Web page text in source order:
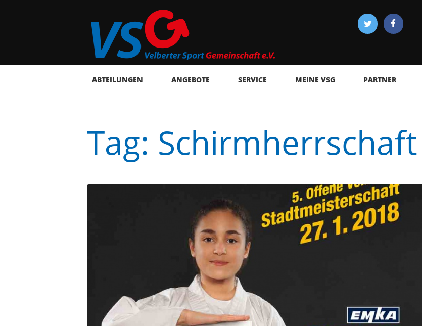
ABTEILUNGEN ANGEBOTE SERVICE MEINE VSG PARTNER
Tag: Schirmherrschaft